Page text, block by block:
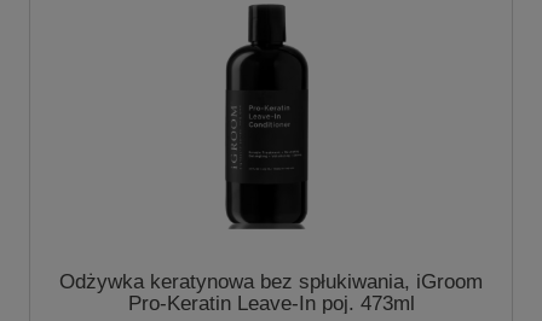
Odżywka keratynowa bez spłukiwania, iGroom
Pro-Keratin Leave-In poj. 473ml